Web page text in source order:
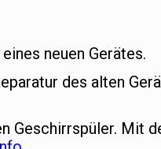
neuen Gerätes.
des alten
Geschirrspüler. Mit